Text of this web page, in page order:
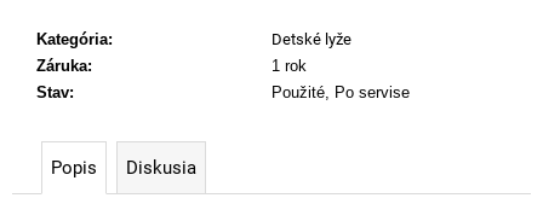
Kategória:
Detské lyže
Záruka:
1 rok
Stav: Použité, Po servise
Popis Diskusia